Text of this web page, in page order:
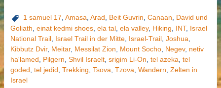
1 samuel 17 Amasa Arad Beit Guvrin Canaan
David und
Goliath einat kedmi shoes, ela tal, ela valley, Hiking INT, Israel
National Trail, Israel Trail in der Mitte, Israel-Trail, Joshua
Kibbutz Dvir, Meitar, Messilat Zion Mount Socho, Negev, netiv
ha'lamed
Pilgern Shvil Israelt, srigim Li-On tel azeka tel
goded tel jedid Trekking Tsova Tzova Wandern Zelten in
Israel